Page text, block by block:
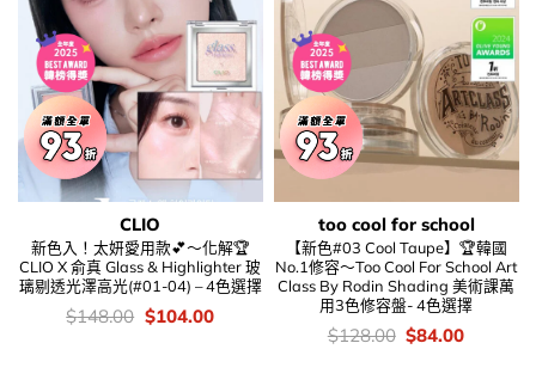
CLIO
新色入！太妍愛用款💕～化解🏆
CLIO X 俞真 Glass & Highlighter 玻
璃剔透光澤高光(#01-04) – 4色選擇
價
錢：
$148.00 Original
price
$104.00Current
too cool for school
【新色#03 Cool Taupe】🏆韓國
No.1修容～Too Cool For School Art
Class By Rodin Shading 美術課萬
用3色修容盤- 4色選擇
價
錢：
$128.00 Original
price
$84.00Current